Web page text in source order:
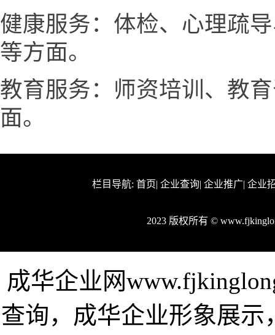
健康服务：体检、心理疏
等方面。
教育服务：师资培训、教
面。
栏目导航: 首页| 企业查询| 企业推广| 企业
2023 版权所有 ©
成华企业网
查询，成华企业形象展